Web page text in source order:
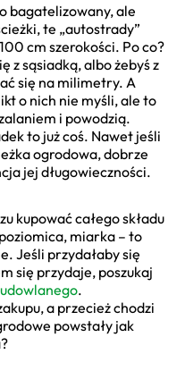
bagatelizowany, ale
te „autostrady”
cm szerokości. Po co?
z sąsiadką, albo żebyś z
się na milimetry. A
o nich nie myśli, ale to
i powodzią.
to już coś. Nawet jeśli
ogrodowa, dobrze
jej długowieczności.
kupować całego składu
miarka – to
Jeśli przydałaby się
się przydaje, poszukaj
.
a przecież chodzi
powstały jak